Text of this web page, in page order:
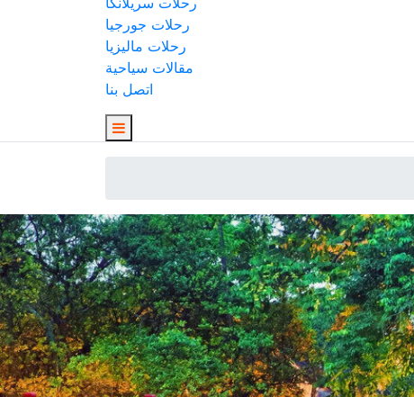
رحلات جورجيا
رحلات ماليزيا
مقالات سياحية
اتصل بنا